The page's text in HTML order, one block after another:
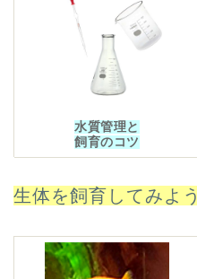
水質管理と
飼育のコツ
生体を飼育してみよう